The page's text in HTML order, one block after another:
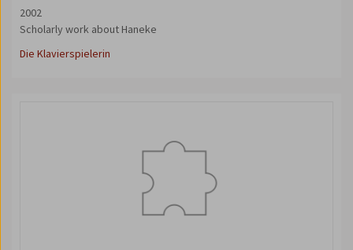
2002
Scholarly work about Haneke
Die Klavierspielerin